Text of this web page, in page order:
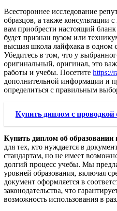
Всестороннее исследование
образцов, а также консультации
вам приобрести настоящий
будет признан вузом или
высшая школа лайфхака в одном
Убедитесь в том, что у
оригинальный, оригинал, это
работы и учебы. Посетите https://
дополнительной информации и
определиться с правильным
Купить диплом с
Купить диплом об образовании
для тех, кто нуждается в
стандартам, но не имеет
долгий процесс учебы. Мы
уровней образования, включая
документ оформляется в
законодательства, что
возможность использования в